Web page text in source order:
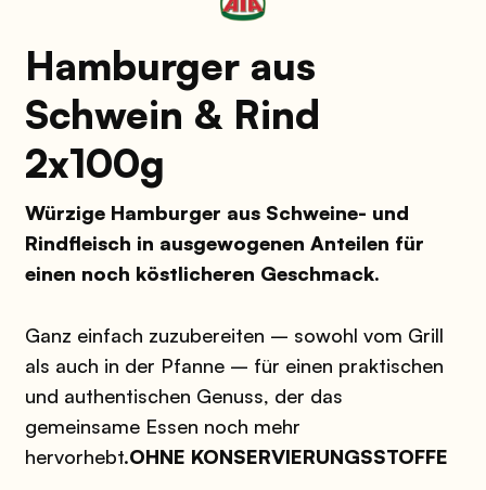
Hamburger aus
Schwein & Rind
2x100g
Würzige Hamburger aus Schweine- und
Rindfleisch in ausgewogenen Anteilen für
einen noch köstlicheren Geschmack.
Ganz einfach zuzubereiten – sowohl vom Grill
als auch in der Pfanne – für einen praktischen
und authentischen Genuss, der das
gemeinsame Essen noch mehr
hervorhebt.OHNE KONSERVIERUNGSSTOFFE